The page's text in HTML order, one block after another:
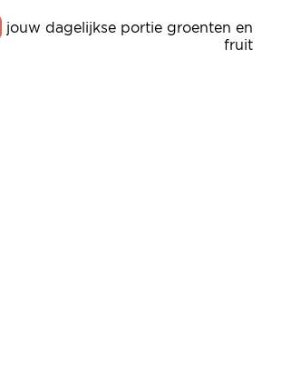
jouw dagelijkse portie groenten en
fruit